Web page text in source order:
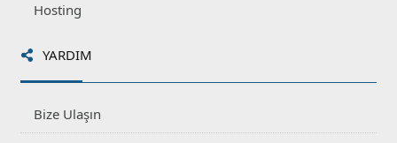
Hosting
YARDIM
Bize Ulaşın